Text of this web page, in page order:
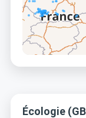
Écologie